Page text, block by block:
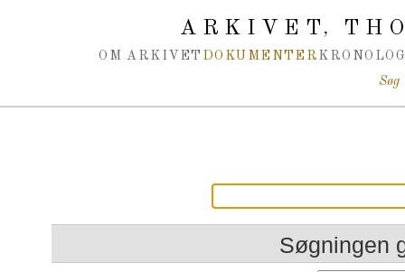
ARKIVET,
OM ARKIVET DOKUMENTER
Søg
Søgningen